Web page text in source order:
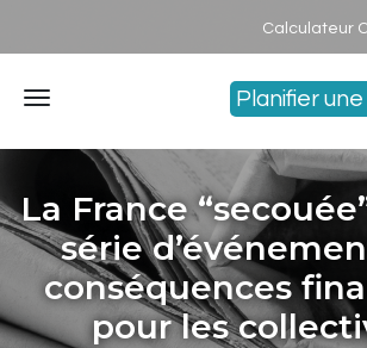
Calculateur
Planifier
Menu
La France
série
conséquences
pour les